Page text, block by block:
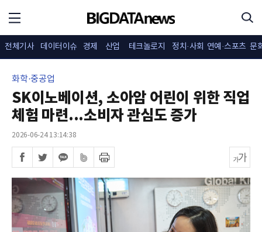
전체기사 데이터이슈 경제 산업 테크놀로지 정치·사회 연예·스포츠 문
화학·중공업
SK이노베이션, 소아암 어린이 위한 직업
체험 마련...소비자 관심도 증가
2026-06-24 13:14:38